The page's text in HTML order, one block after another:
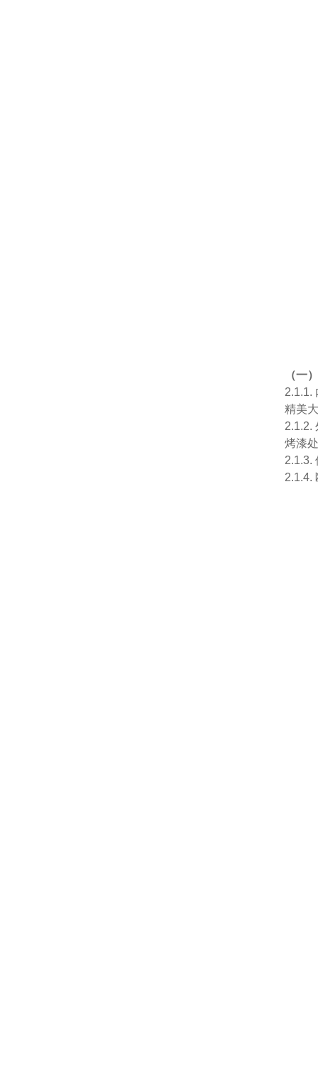
（一
2.1.1.
精美
2.1.2.
烤漆
2.1.3.
2.1.4.